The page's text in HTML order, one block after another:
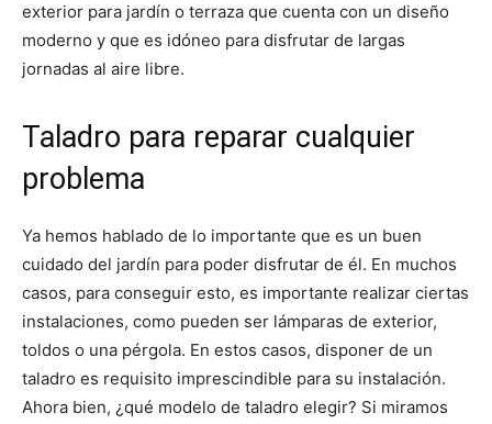
exterior para jardín o terraza que cuenta con un diseño
moderno y que es idóneo para disfrutar de largas
jornadas al aire libre.
Taladro para reparar cualquier
problema
Ya hemos hablado de lo importante que es un buen
cuidado del jardín para poder disfrutar de él. En muchos
casos, para conseguir esto, es importante realizar ciertas
instalaciones, como pueden ser lámparas de exterior,
toldos o una pérgola. En estos casos, disponer de un
taladro es requisito imprescindible para su instalación.
Ahora bien, ¿qué modelo de taladro elegir? Si miramos